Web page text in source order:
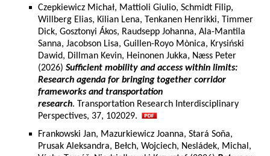
Czepkiewicz Michał, Mattioli Giulio, Schmidt Filip,
Willberg Elias, Kilian Lena, Tenkanen Henrikki, Timmer
Dick, Gosztonyi Ákos, Raudsepp Johanna, Ala-Mantila
Sanna, Jacobson Lisa, Guillen-Royo Mònica, Krysiński
Dawid, Dillman Kevin, Heinonen Jukka, Næss Peter
(2026) Sufficient mobility and access within limits:
Research agenda for bringing together corridor
frameworks and transportation
research. Transportation Research Interdisciplinary
Perspectives, 37, 102029.
Frankowski Jan, Mazurkiewicz Joanna, Stará Soňa,
Prusak Aleksandra, Bełch, Wojciech, Nesládek, Michal,